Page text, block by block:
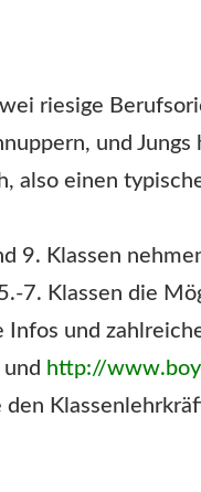
riesige
und Jungs
also einen
9. Klassen
7. Klassen die
und
und http://